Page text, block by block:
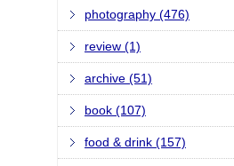
photography (476)
review (1)
archive (51)
book (107)
food & drink (157)